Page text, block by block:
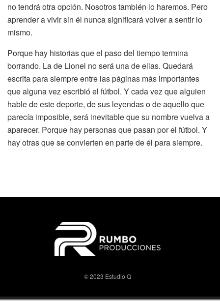
no tendrá otra opción. Nosotros también lo haremos. Pero
aprender a vivir sin él nunca significará volver a sentir lo
mismo.
Porque hay historias que el paso del tiempo termina
borrando. La de Lionel no será una de ellas. Quedará
escrita para siempre entre las páginas más importantes
que alguna vez escribió el fútbol. Y cada vez que alguien
hable de este deporte, de sus leyendas o de aquello que
parecía imposible, será inevitable que su nombre vuelva a
aparecer. Porque hay personas que pasan por el fútbol. Y
hay otras que se convierten en parte de él para siempre.
© 2023 Estudio Q